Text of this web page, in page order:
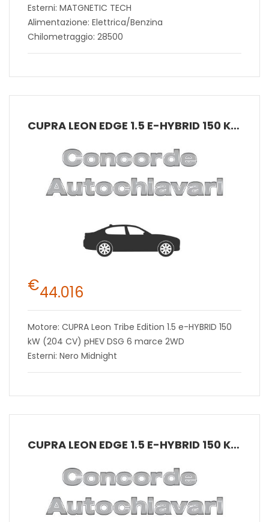
Esterni: MATGNETIC TECH
Alimentazione: Elettrica/Benzina
Chilometraggio: 28500
CUPRA LEON EDGE 1.5 E-HYBRID 150 KW (204 CV) PHEV DSG 6 MARCE 2WD
€44.016
Motore: CUPRA Leon Tribe Edition 1.5 e-HYBRID 150
kW (204 CV) pHEV DSG 6 marce 2WD
Esterni: Nero Midnight
CUPRA LEON EDGE 1.5 E-HYBRID 150 KW (204 CV) PHEV DSG 6 MARCE 2WD